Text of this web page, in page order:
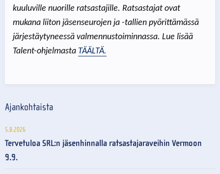
kuuluville nuorille ratsastajille. Ratsastajat ovat
mukana liiton jäsenseurojen ja -tallien pyörittämässä
järjestäytyneessä valmennustoiminnassa. Lue lisää
Talent-ohjelmasta TÄÄLTÄ.
Ajankohtaista
5.8.2026
Tervetuloa SRL:n jäsenhinnalla ratsastajaraveihin Vermoon
9.9.